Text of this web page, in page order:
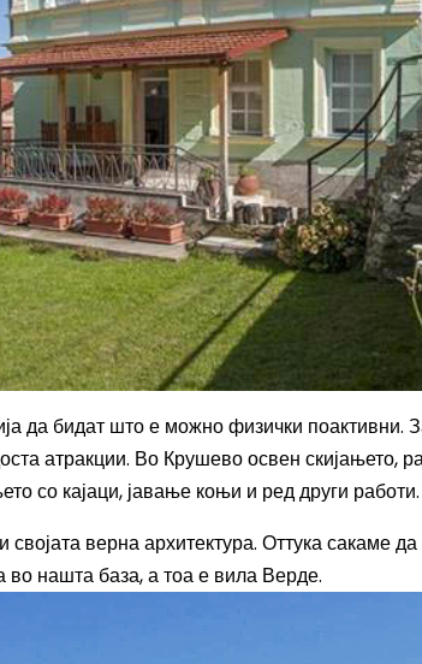
да бидат што е можно физички поактивни.
атракции. Во Крушево освен скијањето,
со кајаци, јавање коњи и ред други
верна архитектура. Оттука сакаме
во нашта база, а тоа е вила Верде.